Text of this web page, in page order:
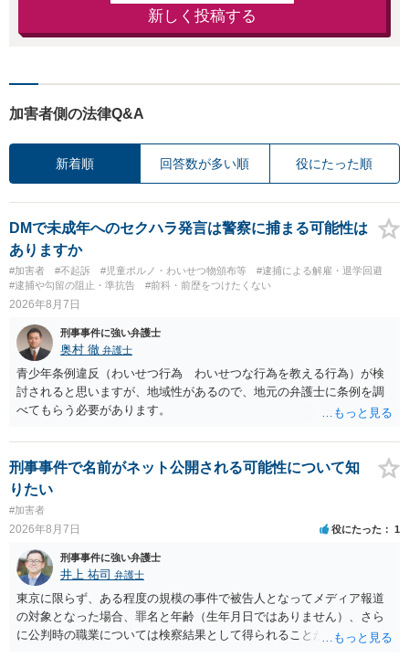
新しく投稿する
加害者側の法律Q&A
新着順 回答数が多い順 役にたった順
DMで未成年へのセクハラ発言は警察に捕まる可能性は
ありますか
#加害者 #不起訴 #児童ポルノ・わいせつ物頒布等
#逮捕による解雇・退学回避
#逮捕や勾留の阻止・準抗告
#前科・前歴をつけたくない
2026年8月7日
刑事事件に強い弁護士
奥村 徹 弁護士
青少年条例違反（わいせつ行為 わいせつな行為を教える行為）が検
討されると思いますが、地域性があるので、地元の弁護士に条例を調
べてもらう必要があります。
刑事事件で名前がネット公開される可能性について知
りたい
#加害者
2026年8月7日 役にたった 1
刑事事件に強い弁護士
井上 祐司 弁護士
東京に限らず、ある程度の規模の事件で被告人となってメディア報道
の対象となった場合、罪名と年齢（生年月日ではありません）、さら
に公判時の職業については検察結果として得られることが通常です。